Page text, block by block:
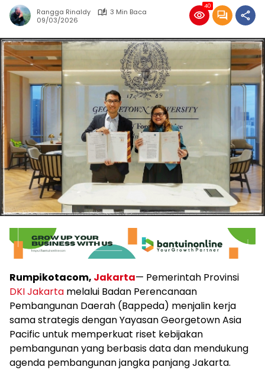
Rangga Rinaldy
3 Min Baca
09/03/2026
40
Rumpikotacom, Jakarta— Pemerintah Provinsi
DKI Jakarta melalui Badan Perencanaan
Pembangunan Daerah (Bappeda) menjalin kerja
sama strategis dengan Yayasan Georgetown Asia
Pacific untuk memperkuat riset kebijakan
pembangunan yang berbasis data dan mendukung
agenda pembangunan jangka panjang Jakarta.